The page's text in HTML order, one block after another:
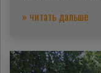
» читать дальше